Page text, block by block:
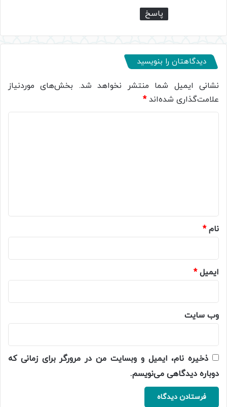
پاسخ
دیدگاهتان را بنویسید
نشانی ایمیل شما منتشر نخواهد شد. بخش‌های موردنیاز
علامت‌گذاری شده‌اند*
نام*
ایمیل*
وب‌ سایت
ذخیره نام، ایمیل و وبسایت من در مرورگر برای زمانی که
دوباره دیدگاهی می‌نویسم.